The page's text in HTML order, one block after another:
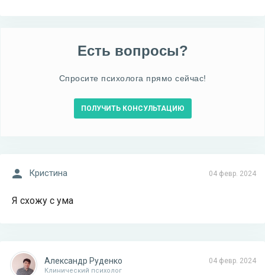
Есть вопросы?
Спросите психолога прямо сейчас!
ПОЛУЧИТЬ КОНСУЛЬТАЦИЮ
04 февр. 2024
Кристина
Я схожу с ума
04 февр. 2024
Александр Руденко
Клинический психолог